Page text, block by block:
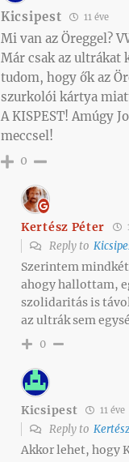
Kicsipest 11 éve
Mi van az Öreggel?
Már csak az ultrákat
tudom, hogy ők az
szurkolói kártya
A KISPEST! Amúgy
meccsel!
0
Kertész Péter
Reply to
Szerintem
ahogy hallottam,
szolidaritás is
az ultrák sem
0
Kicsipest 11 éve
Reply to
Akkor lehet, hogy